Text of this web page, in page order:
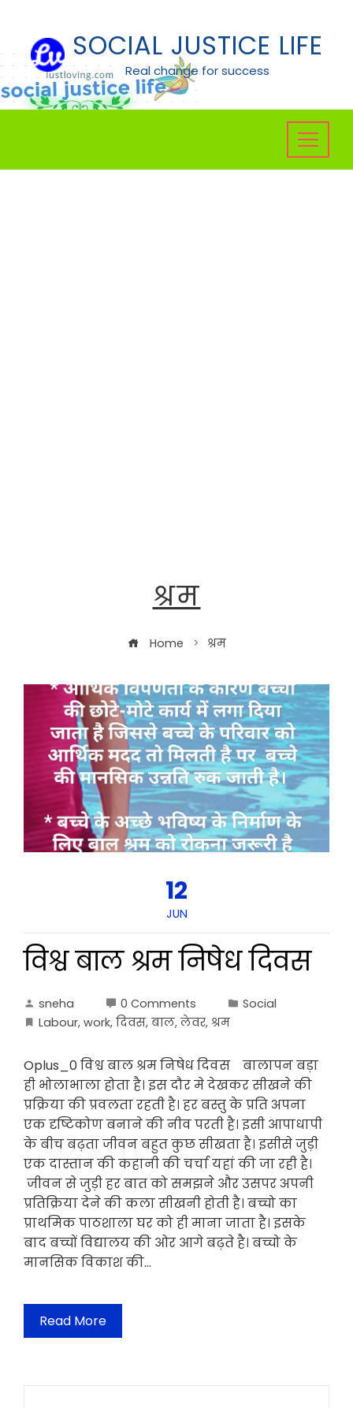
content
SOCIAL JUSTICE LIFE
Real change for success
श्रम
Home श्रम
12
JUN
विश्व बाल श्रम निषेध दिवस
sneha 0 Comments
Social
Labour, work, दिवस, बाल, लेवर, श्रम
Oplus_0 विश्व बाल श्रम निषेध दिवस बालापन बड़ा
ही भोलाभाला होता है। इस दौर मे देखकर सीखने की
प्रक्रिया की प्रवलता रहती है। हर बस्तु के प्रति अपना
एक दृष्टिकोण बनाने की नीव परती है। इसी आपाधापी
के बीच बढ़ता जीवन बहुत कुछ सीखता है। इसीसे जुड़ी
एक दास्तान की कहानी की चर्चा यहां की जा रही है।
जीवन से जुड़ी हर बात को समझने और उसपर अपनी
प्रतिक्रिया देने की कला सीखनी होती है। बच्चो का
प्राथमिक पाठशाला घर को ही माना जाता है। इसके
बाद बच्चों विद्यालय की ओर आगे बढ़ते है। बच्चो के
मानसिक विकाश की…
Read More